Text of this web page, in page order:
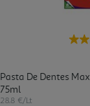
Pasta De Dentes
75ml
28.8 €/Lt